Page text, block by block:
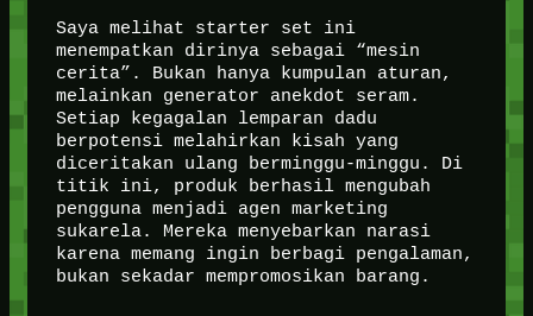
Saya melihat starter set ini
menempatkan dirinya sebagai “mesin
cerita”. Bukan hanya kumpulan aturan,
melainkan generator anekdot seram.
Setiap kegagalan lemparan dadu
berpotensi melahirkan kisah yang
diceritakan ulang berminggu-minggu. Di
titik ini, produk berhasil mengubah
pengguna menjadi agen marketing
sukarela. Mereka menyebarkan narasi
karena memang ingin berbagi pengalaman,
bukan sekadar mempromosikan barang.